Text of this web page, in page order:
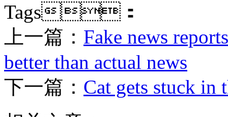
Tags：
上一篇： Fake news
better than actual news
下一篇： Cat gets stuck in